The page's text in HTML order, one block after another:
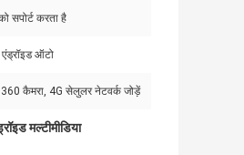
सपोर्ट करता है
ऑटो
360 कैमरा, 4G सेलुलर नेटवर्क जोड़ें
मल्टीमीडिया